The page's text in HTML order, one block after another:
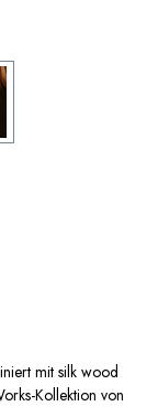
mit silk wood
Kollektion von